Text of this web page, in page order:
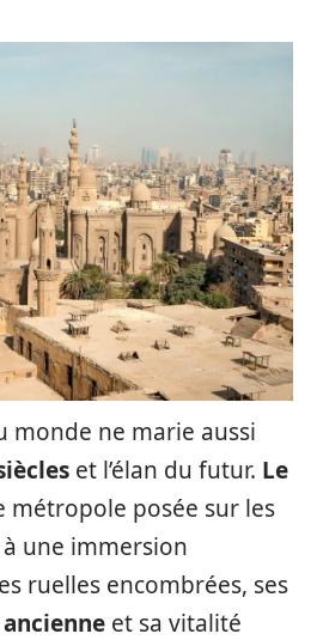
monde ne marie aussi
et l’élan du futur. Le
métropole posée sur les
une immersion
ruelles encombrées, ses
et sa vitalité